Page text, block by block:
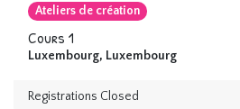
Ateliers de création
Cours 1
Luxembourg, Luxembourg
Registrations Closed